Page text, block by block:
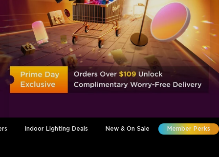
Indoor Lighting Deals New & On Sale Member Perks